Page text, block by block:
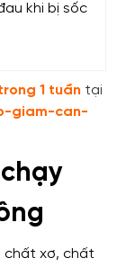
1 tuần tại
giam-can-
chất xơ, chất